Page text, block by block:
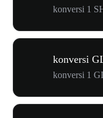
konversi 1
konversi
konversi 1